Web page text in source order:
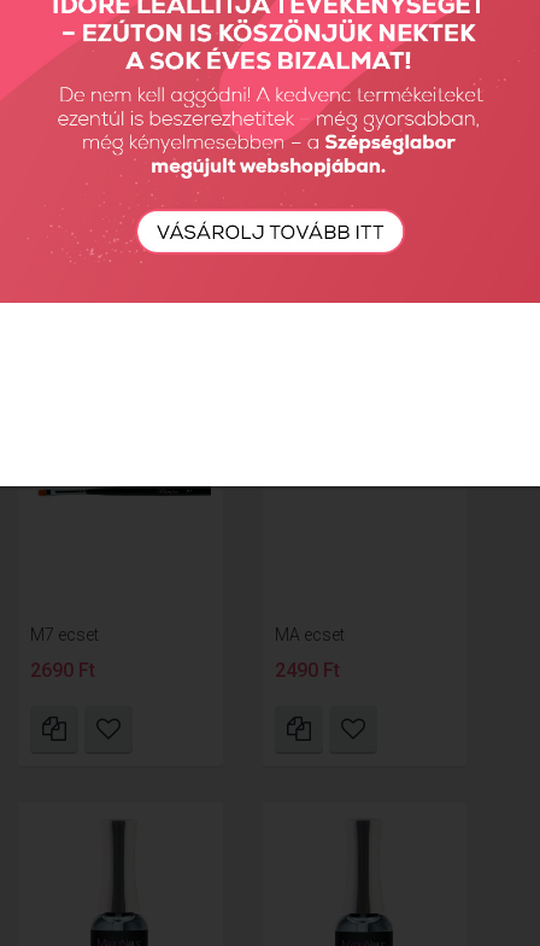
M4 ecset M6 ecset
M7 ecset
2690 Ft
MA ecset
2490 Ft